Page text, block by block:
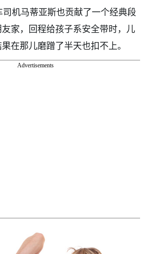
机马蒂亚斯也贡献了一个经典段
家，回程给孩子系安全带时，儿
在那儿磨蹭了半天也扣不上。
Advertisements